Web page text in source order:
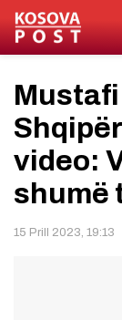
video:
shumë
15 Prill 2023, 19:13